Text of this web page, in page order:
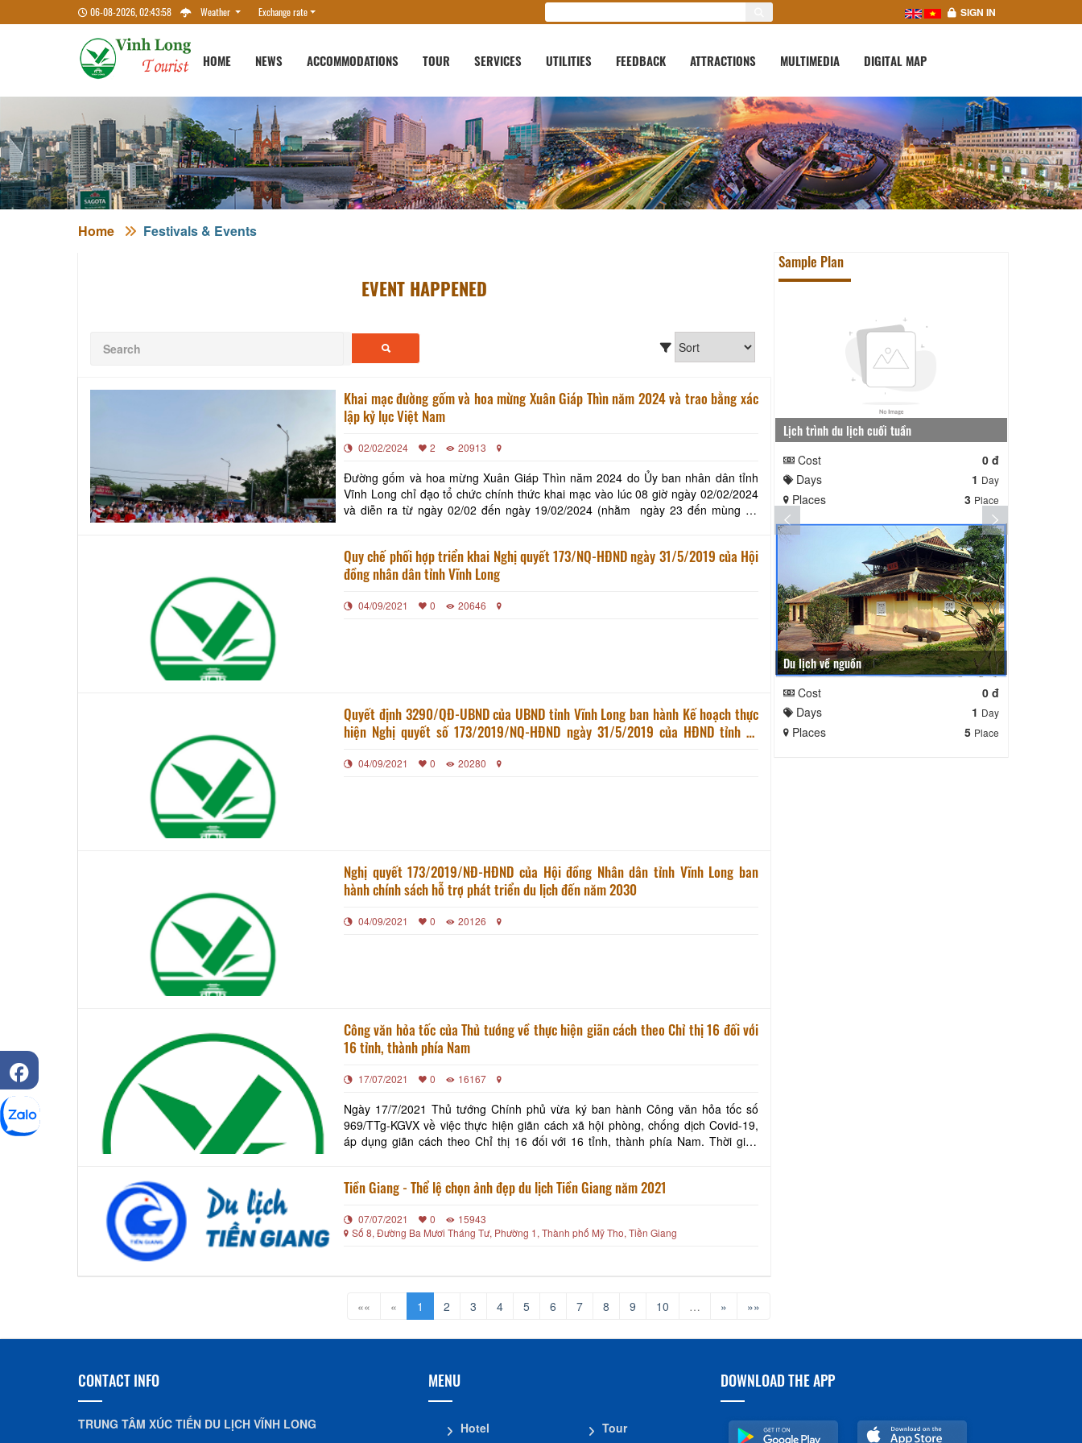
06-08-2026, 02:43:59 Weather Exchange rate SIGN IN
HOME NEWS ACCOMMODATIONS TOUR SERVICES UTILITIES FEEDBACK ATTRACTIONS MULTIMEDIA DIGITAL MAP
Home Festivals & Events
EVENT HAPPENED
Khai mạc đường gốm và hoa mừng Xuân Giáp Thìn năm 2024 và trao bằng xác
lập kỷ lục Việt Nam
02/02/2024 2 20913
Đường gốm và hoa mừng Xuân Giáp Thìn năm 2024 do Ủy ban nhân dân tỉnh
Vĩnh Long chỉ đạo tổ chức chính thức khai mạc vào lúc 08 giờ ngày 02/02/2024
và diễn ra từ ngày 02/02 đến ngày 19/02/2024 (nhằm ngày 23 đến mùng 10
Quy chế phối hợp triển khai Nghị quyết 173/NQ-HĐND ngày 31/5/2019 của Hội
đồng nhân dân tỉnh Vĩnh Long
04/09/2021 0 20646
Quyết định 3290/QĐ-UBND của UBND tỉnh Vĩnh Long ban hành Kế hoạch thực
hiện Nghị quyết số 173/2019/NQ-HĐND ngày 31/5/2019 của HĐND tỉnh về
04/09/2021 0 20280
Nghị quyết 173/2019/NĐ-HĐND của Hội đồng Nhân dân tỉnh Vĩnh Long ban
hành chính sách hỗ trợ phát triển du lịch đến năm 2030
04/09/2021 0 20126
Công văn hỏa tốc của Thủ tướng về thực hiện giãn cách theo Chỉ thị 16 đối với
16 tỉnh, thành phía Nam
17/07/2021 0 16167
Ngày 17/7/2021 Thủ tướng Chính phủ vừa ký ban hành Công văn hỏa tốc số
969/TTg-KGVX về việc thực hiện giãn cách xã hội phòng, chống dịch Covid-19,
áp dụng giãn cách theo Chỉ thị 16 đối với 16 tỉnh, thành phía Nam. Thời gian
Tiền Giang - Thể lệ chọn ảnh đẹp du lịch Tiền Giang năm 2021
07/07/2021 0
15943
Số 8, Đường Ba Mươi Tháng Tư, Phường 1, Thành phố Mỹ Tho, Tiền Giang
«« « 1 2 3 4 5 6 7 8 9 10 … » »»
Sample Plan
Lịch trình du lịch cuối tuần
Cost
0 đ
Days
1 Day
Places 3 Place
Du lịch về nguồn
Cost
0 đ
Days
1 Day
Places 5 Place
CONTACT INFO
TRUNG TÂM XÚC TIẾN DU LỊCH VĨNH LONG
MENU
Hotel Tour
DOWNLOAD THE APP